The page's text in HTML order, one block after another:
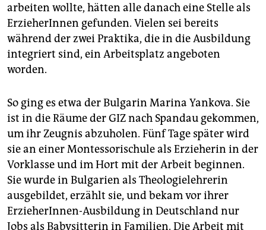
arbeiten wollte, hätten alle danach eine Stelle als
ErzieherInnen gefunden. Vielen sei bereits
während der zwei Praktika, die in die Ausbildung
integriert sind, ein Arbeitsplatz angeboten
worden.
So ging es etwa der Bulgarin Marina Yankova. Sie
ist in die Räume der GIZ nach Spandau gekommen,
um ihr Zeugnis abzuholen. Fünf Tage später wird
sie an einer Montessorischule als Erzieherin in der
Vorklasse und im Hort mit der Arbeit beginnen.
Sie wurde in Bulgarien als Theologielehrerin
ausgebildet, erzählt sie, und bekam vor ihrer
ErzieherInnen-Ausbildung in Deutschland nur
Jobs als Babysitterin in Familien. Die Arbeit mit